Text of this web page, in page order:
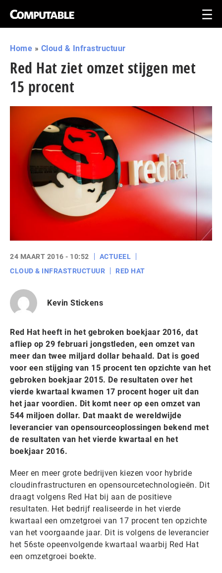
Home » Cloud & Infrastructuur
Red Hat ziet omzet stijgen met
15 procent
24 MAART 2016 - 10:52
ACTUEEL
CLOUD & INFRASTRUCTUUR
RED HAT
Kevin Stickens
Red Hat heeft in het gebroken boekjaar 2016, dat
afliep op 29 februari jongstleden, een omzet van
meer dan twee miljard dollar behaald. Dat is goed
voor een stijging van 15 procent ten opzichte van het
gebroken boekjaar 2015. De resultaten over het
vierde kwartaal kwamen 17 procent hoger uit dan
het jaar voordien. Dit komt neer op een omzet van
544 miljoen dollar. Dat maakt de wereldwijde
leverancier van opensourceoplossingen bekend met
de resultaten van het vierde kwartaal en het
boekjaar 2016.
Meer en meer grote bedrijven kiezen voor hybride
cloudinfrastructuren en opensourcetechnologieën. Dit
draagt volgens Red Hat bij aan de positieve
resultaten. Het bedrijf realiseerde in het vierde
kwartaal een omzetgroei van 17 procent ten opzichte
van het voorgaande jaar. Dit is volgens de leverancier
het 56ste opeenvolgende kwartaal waarbij Red Hat
een omzetgroei boekte.